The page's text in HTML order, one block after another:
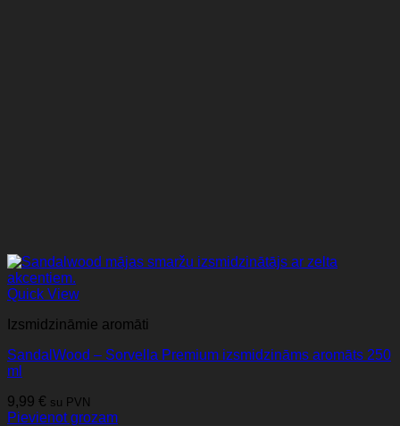
Quick View
Izsmidzināmie aromāti
SandalWood – Sorvella Premium izsmidzināms aromāts 250
ml
9,99 € su PVN
Pievienot grozam